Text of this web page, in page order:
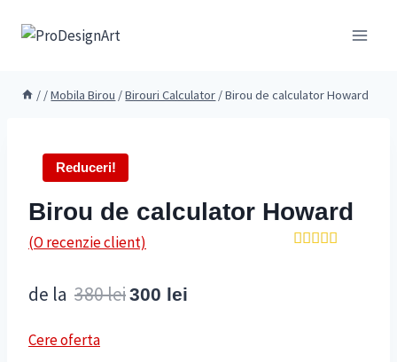
/ /Mobila Birou /Birouri Calculator /Birou de calculator Howard
Reduceri!
Birou de calculator Howard
(O recenzie client)
de la 380leiPrețul
300 lei
Cere oferta